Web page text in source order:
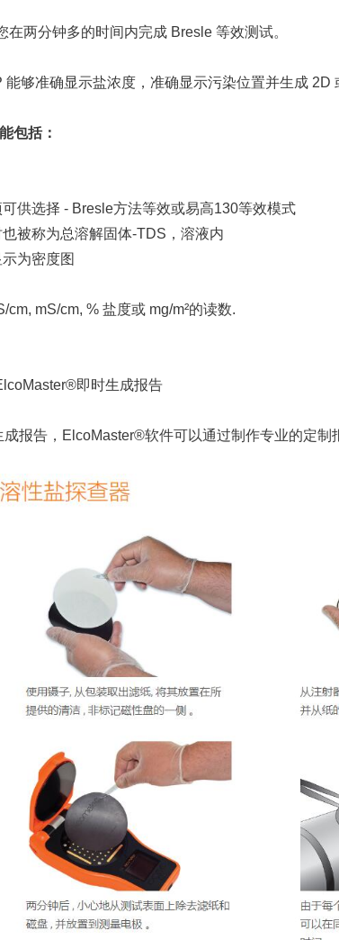
两分钟多的时间内完成 Bresle 等效测试。
够准确显示盐浓度，准确显示污染位置并生成 2D
包括：
供选择 - Bresle方法等效或易高130等效模式
被称为总溶解固体-TDS，溶液内
为密度图
mS/cm, % 盐度或 mg/m²的读数.
即时生成报告
报告，ElcoMaster®软件可以通过制作专业的定制